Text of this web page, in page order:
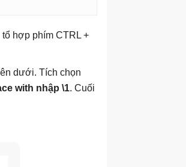
hợp phím CTRL +
dưới. Tích chọn
with nhập \1. Cuối